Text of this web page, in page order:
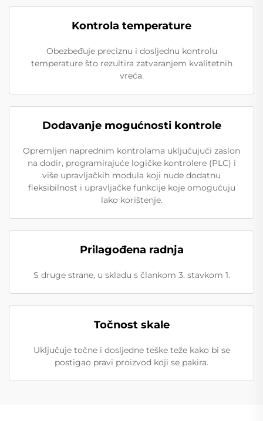
Kontrola temperature
Obezbeđuje preciznu i dosljednu kontrolu
temperature što rezultira zatvaranjem kvalitetnih
vreća.
Dodavanje mogućnosti kontrole
Opremljen naprednim kontrolama uključujući zaslon
na dodir, programirajuće logičke kontrolere (PLC) i
više upravljačkih modula koji nude dodatnu
fleksibilnost i upravljačke funkcije koje omogućuju
lako korištenje.
Prilagođena radnja
S druge strane, u skladu s člankom 3. stavkom 1.
Točnost skale
Uključuje točne i dosljedne teške teže kako bi se
postigao pravi proizvod koji se pakira.